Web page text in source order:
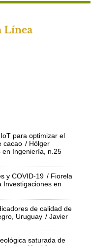
para optimizar el
cacao / Hólger
en Ingeniería, n.25
y COVID-19 / Fiorela
Investigaciones en
de calidad de
Uruguay / Javier
saturada de